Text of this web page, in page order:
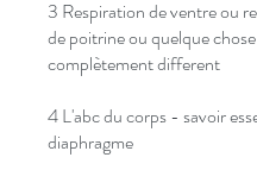
3 Respiration de ventre ou
de poitrine ou quelque chose
complètement different
4 L'abc du corps - savoir
diaphragme